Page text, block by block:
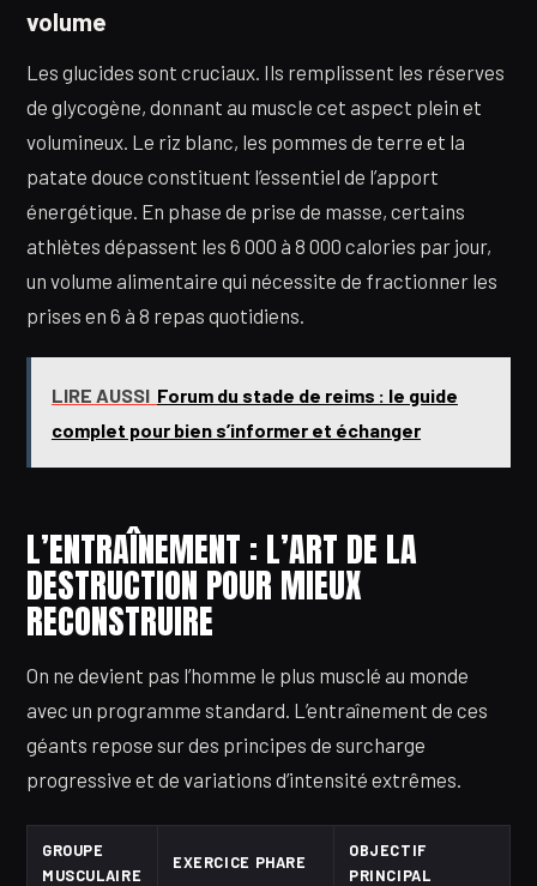
volume
Les glucides sont cruciaux. Ils remplissent les réserves
de glycogène, donnant au muscle cet aspect plein et
volumineux. Le riz blanc, les pommes de terre et la
patate douce constituent l’essentiel de l’apport
énergétique. En phase de prise de masse, certains
athlètes dépassent les 6 000 à 8 000 calories par jour,
un volume alimentaire qui nécessite de fractionner les
prises en 6 à 8 repas quotidiens.
LIRE AUSSI Forum du stade de reims : le guide
complet pour bien s’informer et échanger
L’ENTRAÎNEMENT : L’ART DE LA
DESTRUCTION POUR MIEUX
RECONSTRUIRE
On ne devient pas l’homme le plus musclé au monde
avec un programme standard. L’entraînement de ces
géants repose sur des principes de surcharge
progressive et de variations d’intensité extrêmes.
GROUPE
MUSCULAIRE
EXERCICE PHARE
OBJECTIF
PRINCIPAL